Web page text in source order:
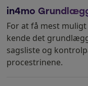
in4mo
For at få mest
kende det
sagsliste og
procestrinene.